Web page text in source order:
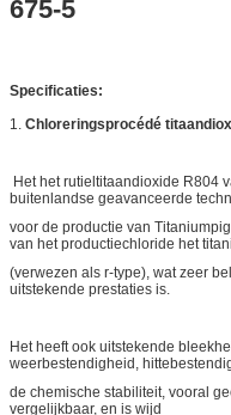
675-5
Specificaties:
1. Chloreringsprocédé
Het het rutieltitaandioxide R804
buitenlandse geavanceerde
voor de productie van
van het productiechloride het
(verwezen als r-type), wat zeer
uitstekende prestaties is.
Het heeft ook uitstekende
weerbestendigheid,
de chemische stabiliteit, vooral
vergelijkbaar, en is wijd